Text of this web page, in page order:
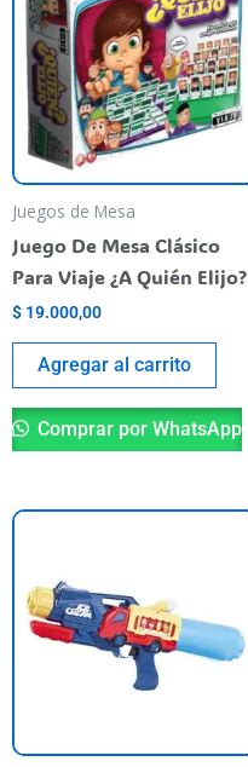
Juegos de Mesa
Juego De Mesa Clásico
Para Viaje ¿A Quién Elijo?
$ 19.000,00
Agregar al carrito
Comprar por WhatsApp